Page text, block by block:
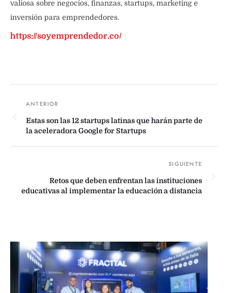
valiosa sobre negocios, finanzas, startups, marketing e
inversión para emprendedores.
https://soyemprendedor.co/
Estas son las 12 startups latinas que harán parte de
la aceleradora Google for Startups
Retos que deben enfrentan las instituciones
educativas al implementar la educación a distancia